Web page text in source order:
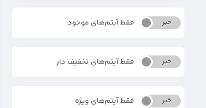
بله خیر فقط آیتم‌های موجود
بله خیر فقط آیتم‌های تخفیف دار
بله خیر فقط آیتم‌های ویژه